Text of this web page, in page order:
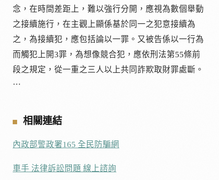
念，在時間差距上，難以強行分開，應視為數個舉動
之接續施行，在主觀上顯係基於同一之犯意接續為
之，為接續犯，應包括論以一罪。又被告係以一行為
而觸犯上開3罪，為想像競合犯，應依刑法第55條前
段之規定，從一重之三人以上共同詐欺取財罪處斷。
⋯
相關連結
內政部警政署165 全民防騙網
車手 法律訴訟問題 線上諮詢